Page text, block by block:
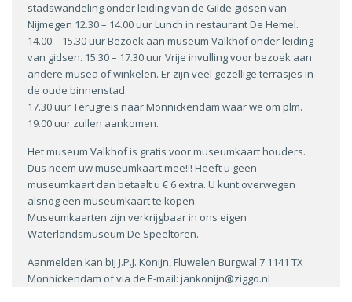
stadswandeling onder leiding van de Gilde gidsen van
Nijmegen 12.30 – 14.00 uur Lunch in restaurant De Hemel.
14.00 – 15.30 uur Bezoek aan museum Valkhof onder leiding
van gidsen. 15.30 – 17.30 uur Vrije invulling voor bezoek aan
andere musea of winkelen. Er zijn veel gezellige terrasjes in
de oude binnenstad.
17.30 uur Terugreis naar Monnickendam waar we om plm.
19.00 uur zullen aankomen.
Het museum Valkhof is gratis voor museumkaart houders.
Dus neem uw museumkaart mee!!! Heeft u geen
museumkaart dan betaalt u € 6 extra. U kunt overwegen
alsnog een museumkaart te kopen.
Museumkaarten zijn verkrijgbaar in ons eigen
Waterlandsmuseum De Speeltoren.
Aanmelden kan bij J.P.J. Konijn, Fluwelen Burgwal 7 1141 TX
Monnickendam of via de E-mail: jankonijn@ziggo.nl